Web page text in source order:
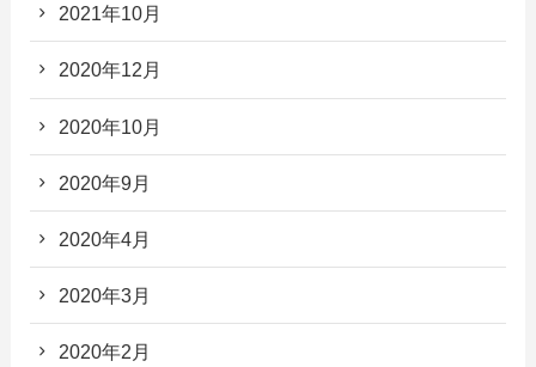
2021年10月
2020年12月
2020年10月
2020年9月
2020年4月
2020年3月
2020年2月